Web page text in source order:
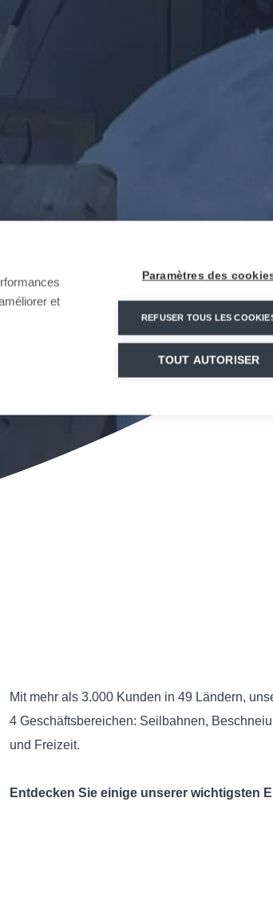
Mit mehr als 3.000 Kunden in 49 Ländern,
4 Geschäftsbereichen: Seilbahnen,
und Freizeit.
Entdecken Sie einige unserer wichtigsten
et
Paramètres des
REFUSER TOUS LES
TOUT AUTORISER